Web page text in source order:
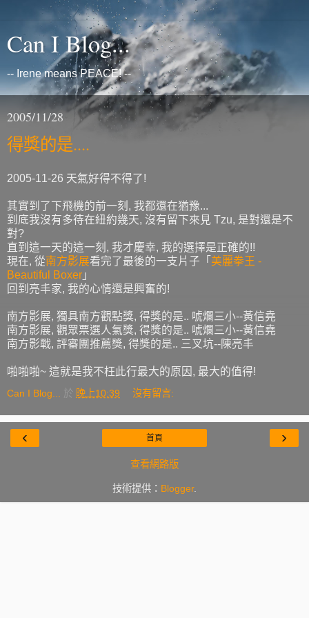
Can I Blog...
-- Irene means PEACE! --
2005/11/28
得獎的是....
2005-11-26 天氣好得不得了!
其實到了下飛機的前一刻, 我都還在猶豫...
到底我沒有多待在紐約幾天, 沒有留下來見 Tzu, 是對還是不
對?
直到這一天的這一刻, 我才慶幸, 我的選擇是正確的!!
現在, 從南方影展看完了最後的一支片子「 美麗拳王 -
Beautiful Boxer 」
回到亮丰家, 我的心情還是興奮的!
南方影展, 獨具南方觀點獎, 得獎的是.. 唬爛三小--黃信堯
南方影展, 觀眾票選人氣獎, 得獎的是.. 唬爛三小--黃信堯
南方影戰, 評審團推薦獎, 得獎的是.. 三叉坑--陳亮丰
啪啪啪~ 這就是我不枉此行最大的原因, 最大的值得!
Can I Blog... 於 晚上10:39 沒有留言:
‹ ›
首頁
查看網路版
技術提供： Blogger.